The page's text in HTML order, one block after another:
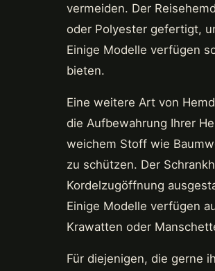
vermeiden. Der
oder Polyester gefertigt,
Einige Modelle verfügen
bieten.
Eine weitere Art von
die Aufbewahrung Ihrer
weichem Stoff wie
zu schützen. Der
Kordelzugöffnung
Einige Modelle verfügen
Krawatten oder
Für diejenigen, die gerne